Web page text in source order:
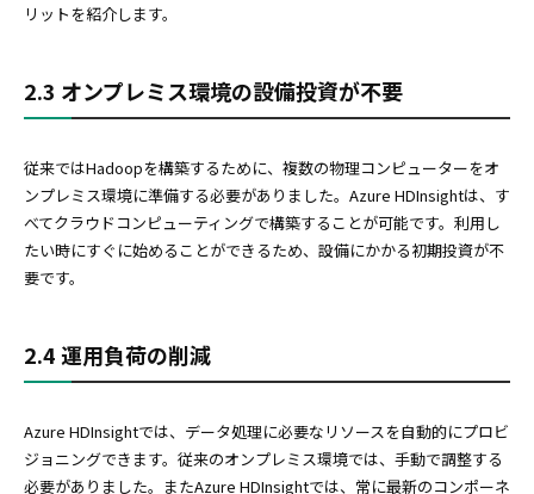
リットを紹介します。
2.3 オンプレミス環境の設備投資が不要
従来ではHadoopを構築するために、複数の物理コンピューターをオ
ンプレミス環境に準備する必要がありました。Azure HDInsightは、す
べてクラウドコンピューティングで構築することが可能です。利用し
たい時にすぐに始めることができるため、設備にかかる初期投資が不
要です。
2.4 運用負荷の削減
Azure HDInsightでは、データ処理に必要なリソースを自動的にプロビ
ジョニングできます。従来のオンプレミス環境では、手動で調整する
必要がありました。またAzure HDInsightでは、常に最新のコンポーネ